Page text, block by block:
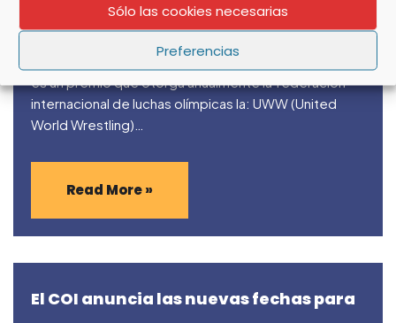
Sólo las cookies necesarias
Preferencias
El «United World Wrestling Women and Sport Award»
es un premio que otorga anualmente la federación
internacional de luchas olímpicas la: UWW (United
World Wrestling)…
Read More »
El COI anuncia las nuevas fechas para